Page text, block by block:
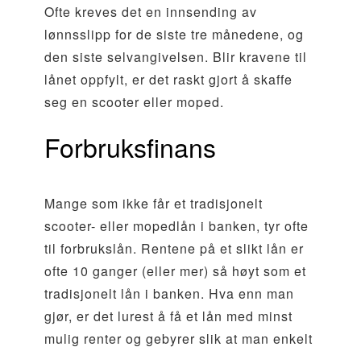
Ofte kreves det en innsending av
lønnsslipp for de siste tre månedene, og
den siste selvangivelsen. Blir kravene til
lånet oppfylt, er det raskt gjort å skaffe
seg en scooter eller moped.
Forbruksfinans
Mange som ikke får et tradisjonelt
scooter- eller mopedlån i banken, tyr ofte
til forbrukslån. Rentene på et slikt lån er
ofte 10 ganger (eller mer) så høyt som et
tradisjonelt lån i banken. Hva enn man
gjør, er det lurest å få et lån med minst
mulig renter og gebyrer slik at man enkelt